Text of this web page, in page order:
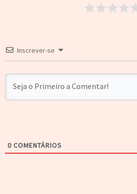
Inscrever-se
0 COMENTÁRIOS